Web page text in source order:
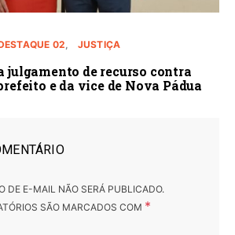
02 JUSTIÇA
julgamento de recurso contra
e da vice de Nova Pádua
DE E-MAIL NÃO SERÁ PUBLICADO.
SÃO MARCADOS COM *